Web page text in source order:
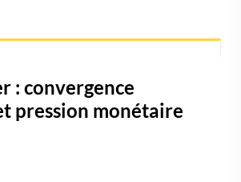
: convergence
pression monétaire